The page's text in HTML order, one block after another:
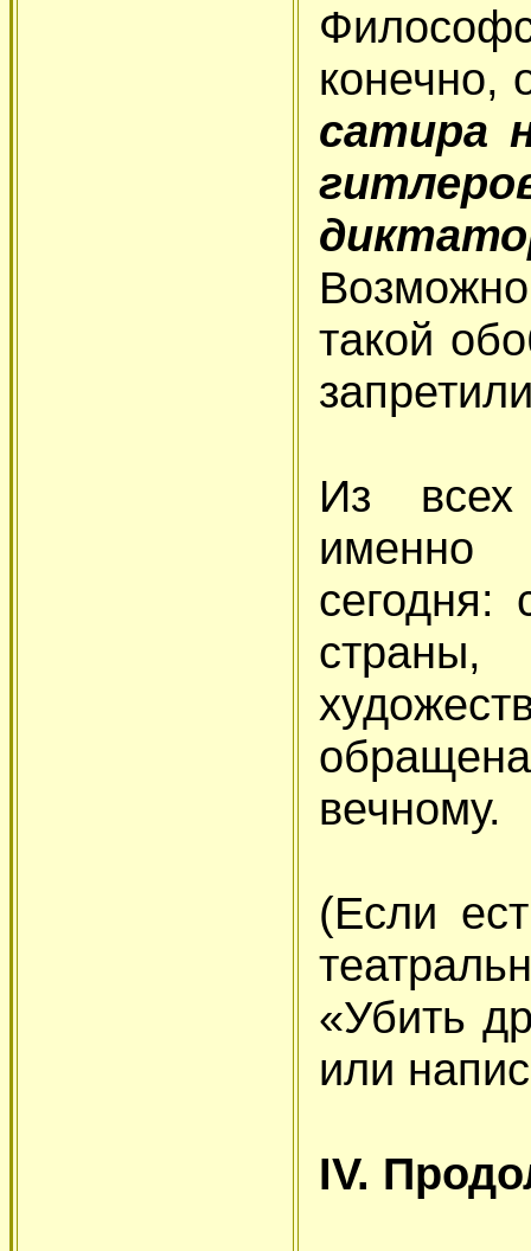
конечно,
сатира
такой
Из всех
сегодня:
вечному.
(Если
«Убить
или
IV.